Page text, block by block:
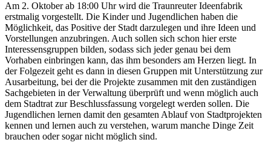
Am 2. Oktober ab 18:00 Uhr wird die Traunreuter Ideenfabrik
erstmalig vorgestellt. Die Kinder und Jugendlichen haben die
Möglichkeit, das Positive der Stadt darzulegen und ihre Ideen und
Vorstellungen anzubringen. Auch sollen sich schon hier erste
Interessensgruppen bilden, sodass sich jeder genau bei dem
Vorhaben einbringen kann, das ihm besonders am Herzen liegt. In
der Folgezeit geht es dann in diesen Gruppen mit Unterstützung zur
Ausarbeitung, bei der die Projekte zusammen mit den zuständigen
Sachgebieten in der Verwaltung überprüft und wenn möglich auch
dem Stadtrat zur Beschlussfassung vorgelegt werden sollen. Die
Jugendlichen lernen damit den gesamten Ablauf von Stadtprojekten
kennen und lernen auch zu verstehen, warum manche Dinge Zeit
brauchen oder sogar nicht möglich sind.